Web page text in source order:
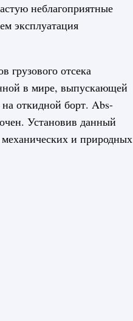
неблагоприятные
эксплуатация
грузового отсека
в мире, выпускающей
откидной борт. Abs-
Установив данный
механических и природных